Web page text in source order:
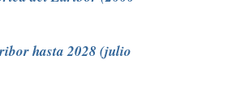
hasta 2028 (julio